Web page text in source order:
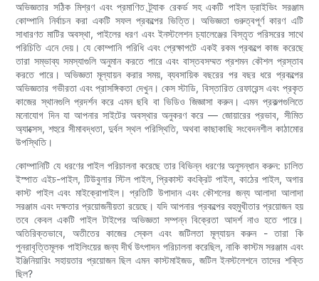
অভিজ্ঞতার সঠিক মিশ্রণ এবং প্রমাণিত ট্র্যাক রেকর্ড সহ একটি পাইল ড্রাইভিং সরঞ্জাম
কোম্পানি নির্বাচন করা একটি সফল প্রকল্পের ভিত্তি। অভিজ্ঞতা গুরুত্বপূর্ণ কারণ এটি
সাধারণত মাটির অবস্থা, পাইলের ধরণ এবং ইনস্টলেশন চ্যালেঞ্জের বিস্তৃত পরিসরের সাথে
পরিচিতি এনে দেয়। যে কোম্পানি পরিধি এবং প্রেক্ষাপটে একই রকম প্রকল্পে কাজ করেছে
তারা সম্ভাব্য সমস্যাগুলি অনুমান করতে পারে এবং বাস্তবসম্মত প্রশমন কৌশল প্রস্তাব
করতে পারে। অভিজ্ঞতা মূল্যায়ন করার সময়, ব্যবসায়িক বছরের পর বছর ধরে প্রকল্পের
অভিজ্ঞতার গভীরতা এবং প্রাসঙ্গিকতা দেখুন। কেস স্টাডি, বিস্তারিত রেফারেন্স এবং প্রকৃত
কাজের স্থানগুলি প্রদর্শন করে এমন ছবি বা ভিডিও জিজ্ঞাসা করুন। এমন প্রকল্পগুলিতে
মনোযোগ দিন যা আপনার সাইটের অবস্থার অনুকরণ করে — জোয়ারের প্রভাব, সীমিত
অ্যাক্সেস, শহুরে সীমাবদ্ধতা, দুর্বল স্থল পরিস্থিতি, অথবা কাছাকাছি সংবেদনশীল কাঠামোর
উপস্থিতি।
কোম্পানিটি যে ধরণের পাইল পরিচালনা করেছে তার বিভিন্ন ধরণের অনুসন্ধান করুন: চালিত
ইস্পাত এইচ-পাইল, টিউবুলার স্টিল পাইল, প্রিকাস্ট কংক্রিট পাইল, কাঠের পাইল, অগার
কাস্ট পাইল এবং মাইক্রোপাইল। প্রতিটি উপাদান এবং কৌশলের জন্য আলাদা আলাদা
সরঞ্জাম এবং দক্ষতার প্রয়োজনীয়তা রয়েছে। যদি আপনার প্রকল্পের বহুমুখীতার প্রয়োজন হয়
তবে কেবল একটি পাইল টাইপের অভিজ্ঞতা সম্পন্ন বিক্রেতা আদর্শ নাও হতে পারে।
অতিরিক্তভাবে, অতীতের কাজের স্কেল এবং জটিলতা মূল্যায়ন করুন - তারা কি
পুনরাবৃত্তিমূলক পাইলিংয়ের জন্য দীর্ঘ উৎপাদন পরিচালনা করেছিল, নাকি কাস্টম সরঞ্জাম এবং
ইঞ্জিনিয়ারিং সহায়তার প্রয়োজন ছিল এমন কাস্টমাইজড, জটিল ইনস্টলেশনে তাদের শক্তি
ছিল?